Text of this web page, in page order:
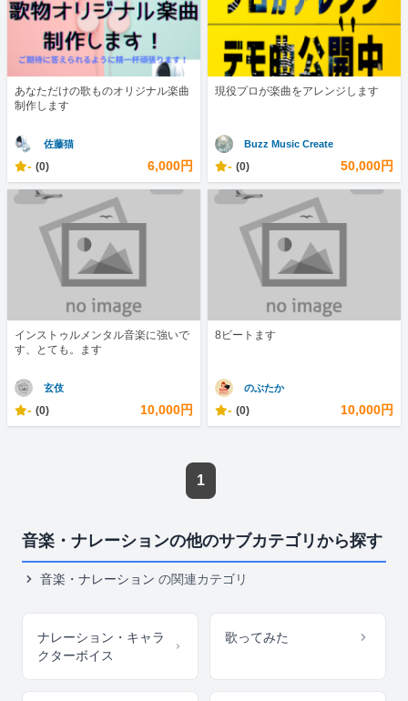
あなただけの歌ものオリジナル楽曲
制作します
佐藤猫
- (0) 6,000円
現役プロが楽曲をアレンジします
Buzz Music Create
- (0) 50,000円
インストゥルメンタル音楽に強いで
す、とても。ます
玄伎
- (0) 10,000円
8ビートます
のぶたか
- (0) 10,000円
1
音楽・ナレーションの他のサブカテゴリから探す
音楽・ナレーション の関連カテゴリ
ナレーション・キャラ
クターボイス
歌ってみた